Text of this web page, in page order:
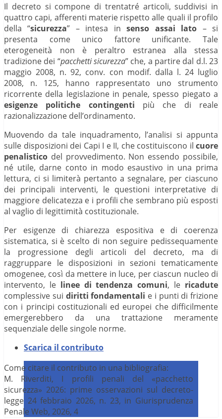
Il decreto si compone di trentatré articoli, suddivisi in
quattro capi, afferenti materie rispetto alle quali il profilo
della “sicurezza” – intesa in senso assai lato – si
presenta come unico fattore unificante. Tale
eterogeneità non è peraltro estranea alla stessa
tradizione dei “pacchetti sicurezza” che, a partire dal d.l. 23
maggio 2008, n. 92, conv. con modif. dalla l. 24 luglio
2008, n. 125, hanno rappresentato uno strumento
ricorrente della legislazione in penale, spesso piegato a
esigenze politiche contingenti più che di reale
razionalizzazione dell’ordinamento.
Muovendo da tale inquadramento, l’analisi si appunta
sulle disposizioni dei Capi I e II, che costituiscono il cuore
penalistico del provvedimento. Non essendo possibile,
né utile, darne conto in modo esaustivo in una prima
lettura, ci si limiterà pertanto a segnalare, per ciascuno
dei principali interventi, le questioni interpretative di
maggiore delicatezza e i profili che sembrano più esposti
al vaglio di legittimità costituzionale.
Per esigenze di chiarezza espositiva e di coerenza
sistematica, si è scelto di non seguire pedissequamente
la progressione degli articoli del decreto, ma di
raggruppare le disposizioni in sezioni tematicamente
omogenee, così da mettere in luce, per ciascun nucleo di
intervento, le linee di tendenza comuni, le ricadute
complessive sui diritti fondamentali e i punti di frizione
con i principi costituzionali ed europei che difficilmente
emergerebbero da una trattazione meramente
sequenziale delle singole norme.
Scarica il contributo
Come citare il contributo in una bibliografia:
M. Riverditi, I profili penali del «pacchetto
sicurezza» 2026: prime osservazioni sul decreto-
legge 24 febbraio 2026, n. 23, in Giurisprudenza
Penale Web, 2026, 4